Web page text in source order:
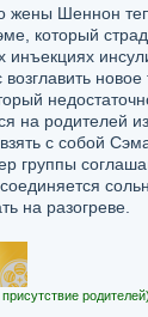
жены Шеннон
который
инъекциях
на родителей
с собой
группы
на разогреве.